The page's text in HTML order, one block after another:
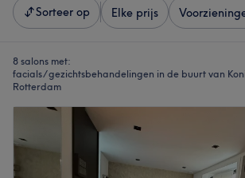
Sorteer op Elke prijs
8 salons met:
facials / gezichtsbehandelingen in de buurt van
Rotterdam